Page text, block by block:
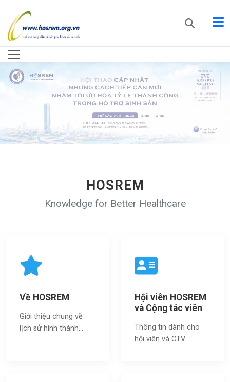
HOSREM
Knowledge for Better Healthcare
Về HOSREM
Giới thiệu chung về
lịch sử hình thành...
Hội viên HOSREM
và Cộng tác viên
Thông tin dành cho
hội viên và CTV